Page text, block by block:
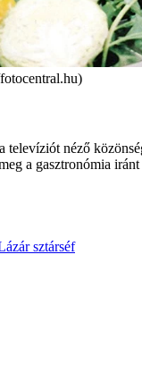
televíziót néző
a gasztronómia
sztárséf